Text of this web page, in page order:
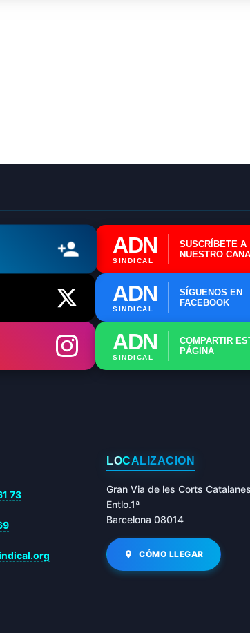
ADN
SINDICAL
SUSCRÍBETE A
NUESTRO
ADN
SINDICAL
SÍGUENOS EN
FACEBOOK
ADN
SINDICAL
COMPARTIR
PÁGINA
73
LOCALIZACIÓN
Gran Via de les Corts
Entlo.1ª
Barcelona 08014
CÓMO LLEGAR
General a Sede (Email)
Jurídico y Abogados (Email)
Rápidas del Convenio (IA)
Tabla Salarial PDF
Generador Plantillas